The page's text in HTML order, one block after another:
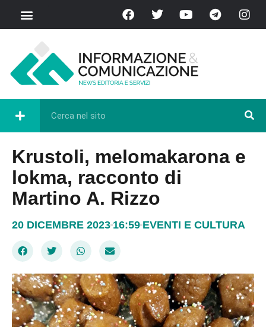
Krustoli, melomakarona e
lokma, racconto di
Martino A. Rizzo
20 DICEMBRE 2023 16:59 EVENTI E CULTURA